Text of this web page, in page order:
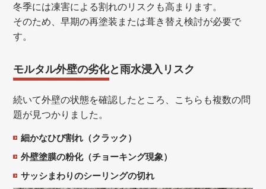
冬季には凍害による割れのリスクも高まります。
そのため、早期の再塗装または葺き替え検討が必要で
す。
モルタル外壁の劣化と雨水浸入リスク
続いて外壁の状態を確認したところ、こちらも複数の問
題が見つかりました。
細かなひび割れ（クラック）
外壁塗膜の粉化（チョーキング現象）
サッシまわりのシーリングの切れ